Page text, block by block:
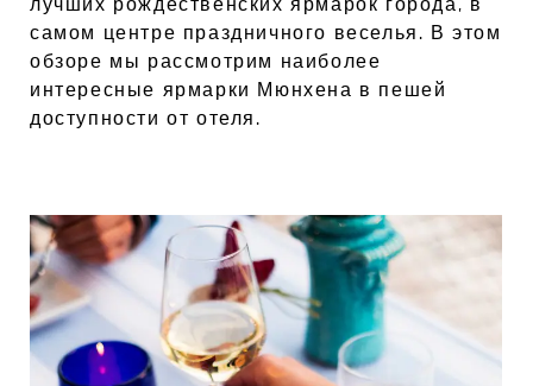
самом центре праздничного веселья. В этом
обзоре мы рассмотрим наиболее
интересные ярмарки Мюнхена в пешей
доступности от отеля.